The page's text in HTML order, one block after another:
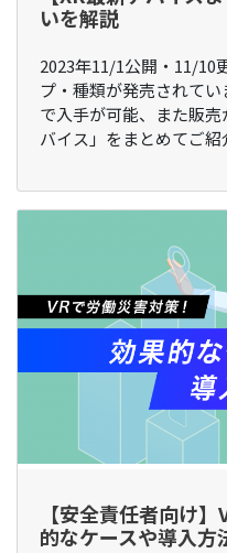
いを解説
2023年11/1公開・11/10
プ・種類が発売されて
で入手が可能、また販
バイス」をまとめてご紹
【安全責任者向け
的なケースや導入方